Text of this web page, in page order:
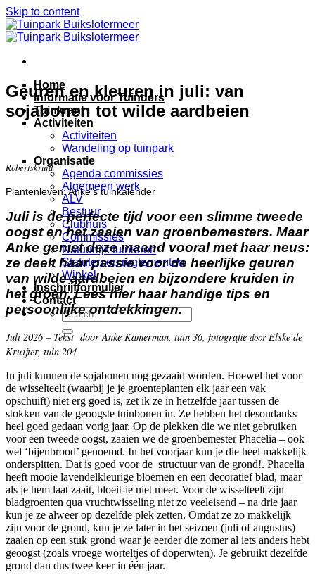
Skip to content
Home
Informatie voor Tuinders
Tuinkrant
Activiteiten
Activiteiten
Wandeling op tuinpark
Organisatie
Agenda commissies
Algemeen werk
ALV
Bestuur
Clubhuis
Commissies
Natuurlijk tuinieren
Statuten en reglementen
Winkel
Inschrijfformulier
Contact
Geuren en kleuren in juli: van
sojabonen tot wilde aardbeien
Robertskruid
Plantenleven: Anke’s tuinkalender
Juli is de perfecte tijd voor een slimme tweede
oogst en het zaaien van groenbemesters. Maar
Anke geniet deze maand vooral met haar neus:
ze deelt haar passie voor de heerlijke geuren
van wilde aardbeien en bijzondere kruiden in
het groen. Lees hier haar handige tips en
persoonlijke ontdekkingen.
Juli 2026 – Tekst door Anke Kamerman, tuin 36, fotografie doorElske de
Kruijter, tuin 204
In juli kunnen de sojabonen nog gezaaid worden. Hoewel het voor
de wisselteelt (waarbij je je groenteplanten elk jaar een vak
opschuift) niet erg goed is, zet ik ze in hetzelfde jaar tussen de
stokken van de geoogste tuinbonen in. Ze hebben het desondanks
heel goed gedaan vorig jaar. Op de plekken die we niet gebruiken
voor een tweede oogst, zaaien we de groenbemester Phacelia – ook
wel ‘bijenbrood’ genoemd. In het voorjaar kun je die heel makkelijk
onderspitten. Dat is goed voor de structuur van de grond!. Phacelia
heeft mooie lavendelkleurige bloemen en een decoratief blad, maar
als je hem laat zaait, bloeit-ie niet meer. Voor de wisselteelt zijn
bladgroenten qua vruchtwisseling niet zo veeleisend – na drie jaar
kun je ze alweer op dezelfde plek zetten. Omdat ze zo makkelijk
zijn voor de grond, kun je ze later in het seizoen (juli of augustus)
zaaien op een stuk grond waar je eerder die zomer al iets anders hebt
geoogst (zoals vroege worteltjes of doperwten). Je gebruikt dezelfde
grond dan dus twee keer in één jaar.